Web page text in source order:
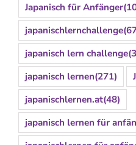
Japanisch für Anfänger
japanischlernchallenge
japanisch lern challenge
japanisch lernen(271)
japanischlernen.at(48)
japanisch lernen für